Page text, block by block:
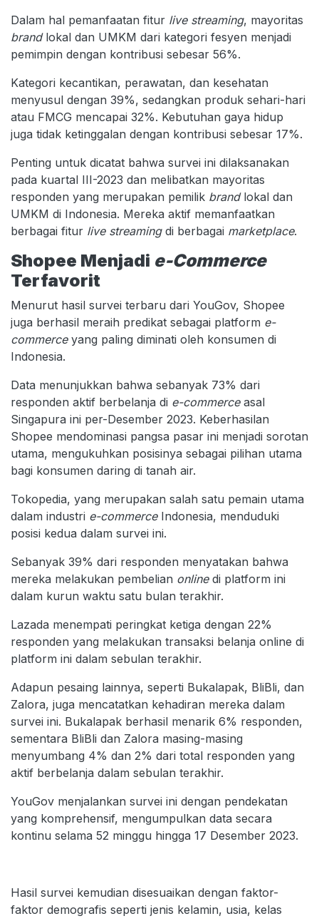
Dalam hal pemanfaatan fitur live streaming, mayoritas
brandlokal dan UMKM dari kategori fesyen menjadi
pemimpin dengan kontribusi sebesar 56%.
Kategori kecantikan, perawatan, dan kesehatan
menyusul dengan 39%, sedangkan produk sehari-hari
atau FMCG mencapai 32%. Kebutuhan gaya hidup
juga tidak ketinggalan dengan kontribusi sebesar 17%.
Penting untuk dicatat bahwa survei ini dilaksanakan
pada kuartal III-2023 dan melibatkan mayoritas
responden yang merupakan pemilik brandlokal dan
UMKM di Indonesia. Mereka aktif memanfaatkan
berbagai fitur live streamingdi berbagai marketplace.
Shopee Menjadi e-Commerce
Terfavorit
Menurut hasil survei terbaru dari YouGov, Shopee
juga berhasil meraih predikat sebagai platform e-
commerceyang paling diminati oleh konsumen di
Indonesia.
Data menunjukkan bahwa sebanyak 73% dari
responden aktif berbelanja di e-commerceasal
Singapura ini per-Desember 2023. Keberhasilan
Shopee mendominasi pangsa pasar ini menjadi sorotan
utama, mengukuhkan posisinya sebagai pilihan utama
bagi konsumen daring di tanah air.
Tokopedia, yang merupakan salah satu pemain utama
dalam industri e-commerceIndonesia, menduduki
posisi kedua dalam survei ini.
Sebanyak 39% dari responden menyatakan bahwa
mereka melakukan pembelian onlinedi platform ini
dalam kurun waktu satu bulan terakhir.
Lazada menempati peringkat ketiga dengan 22%
responden yang melakukan transaksi belanja online di
platform ini dalam sebulan terakhir.
Adapun pesaing lainnya, seperti Bukalapak, BliBli, dan
Zalora, juga mencatatkan kehadiran mereka dalam
survei ini. Bukalapak berhasil menarik 6% responden,
sementara BliBli dan Zalora masing-masing
menyumbang 4% dan 2% dari total responden yang
aktif berbelanja dalam sebulan terakhir.
YouGov menjalankan survei ini dengan pendekatan
yang komprehensif, mengumpulkan data secara
kontinu selama 52 minggu hingga 17 Desember 2023.
Hasil survei kemudian disesuaikan dengan faktor-
faktor demografis seperti jenis kelamin, usia, kelas